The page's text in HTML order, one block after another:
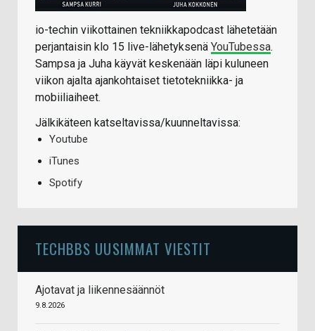
io-techin viikottainen tekniikkapodcast lähetetään
perjantaisin klo 15 live-lähetyksenä YouTubessa.
Sampsa ja Juha käyvät keskenään läpi kuluneen
viikon ajalta ajankohtaiset tietotekniikka- ja
mobiiliaiheet.
Jälkikäteen katseltavissa/kuunneltavissa:
Youtube
iTunes
Spotify
TECHBBS UUSIMMAT VIESTIT
Ajotavat ja liikennesäännöt
9.8.2026